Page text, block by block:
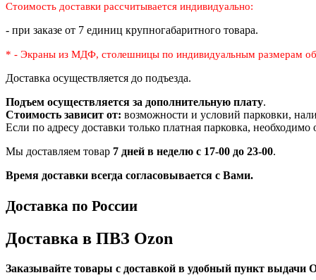
Стоимость доставки рассчитывается индивидуально:
- при заказе от 7 единиц крупногабаритного товара.
* - Экраны из МДФ, столешницы по индивидуальным размерам
Доставка осуществляется до подъезда.
Подъем осуществляется за дополнительную плату.
Стоимость зависит от: возможности и условий парковки,
Если по адресу доставки только платная парковка,
Мы доставляем товар 7 дней в неделю с 17-00 до 23-00.
Время доставки всегда согласовывается с Вами.
Доставка по России
Доставка в ПВЗ Ozon
Заказывайте товары с доставкой в удобный пункт выдачи